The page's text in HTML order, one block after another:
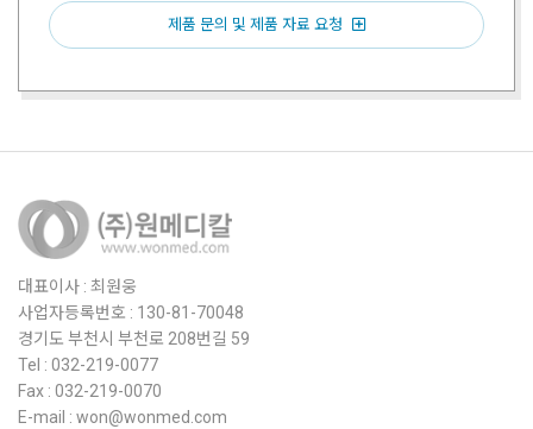
제품 문의 및 제품 자료 요청
대표이사 : 최원웅
사업자등록번호 : 130-81-70048
경기도 부천시 부천로 208번길 59
Tel : 032-219-0077
Fax : 032-219-0070
E-mail : won@wonmed.com